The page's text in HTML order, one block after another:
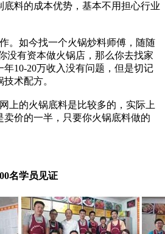
料的成本优势，基本不用担心行业
。如今找一个火锅炒料师傅，随随
没有资本做火锅店，那么你去找家
10-20万收入没有问题，但是切记
术配方。
上的火锅底料是比较多的，实际上
价的一半，只要你火锅底料做的
名学员见证